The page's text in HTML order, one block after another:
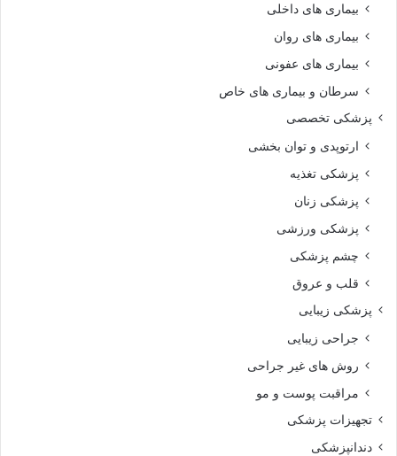
بیماری های داخلی
بیماری های روان‌
بیماری های عفونی
سرطان و بیماری های خاص
پزشکی تخصصی
ارتوپدی و توان بخشی
پزشکی تغذیه
پزشکی زنان
پزشکی ورزشی
چشم پزشکی
قلب و عروق
پزشکی زیبایی
جراحی زیبایی
روش های غیر جراحی
مراقبت پوست و مو
تجهیزات پزشکی
دندانپزشکی